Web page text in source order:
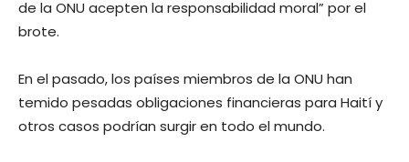
de la ONU acepten la responsabilidad moral” por el
brote.
En el pasado, los países miembros de la ONU han
temido pesadas obligaciones financieras para Haití y
otros casos podrían surgir en todo el mundo.